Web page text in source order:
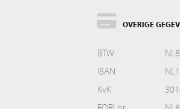
OVERIGE
BTW
IBAN
KvK